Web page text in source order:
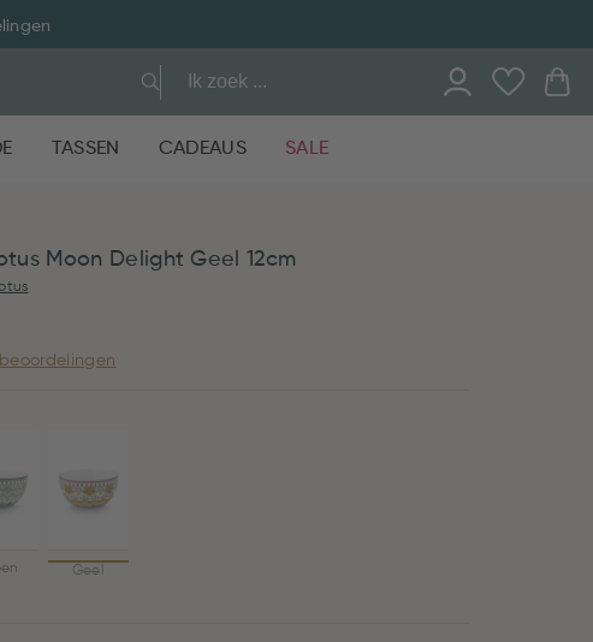
TASSEN CADEAUS SALE
Moon Delight Geel 12cm
Geel